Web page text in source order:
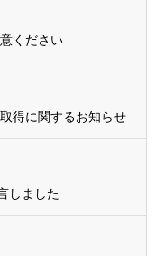
ください
得に関するお知らせ
しました